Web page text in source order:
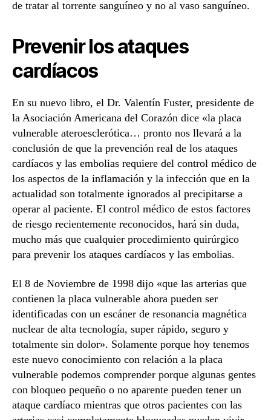
de tratar al torrente sanguíneo y no al vaso sanguíneo.
Prevenir los ataques
cardíacos
En su nuevo libro, el Dr. Valentín Fuster, presidente de
la Asociación Americana del Corazón dice «la placa
vulnerable ateroesclerótica… pronto nos llevará a la
conclusión de que la prevención real de los ataques
cardíacos y las embolias requiere del control médico de
los aspectos de la inflamación y la infección que en la
actualidad son totalmente ignorados al precipitarse a
operar al paciente. El control médico de estos factores
de riesgo recientemente reconocidos, hará sin duda,
mucho más que cualquier procedimiento quirúrgico
para prevenir los ataques cardíacos y las embolias.
El 8 de Noviembre de 1998 dijo «que las arterias que
contienen la placa vulnerable ahora pueden ser
identificadas con un escáner de resonancia magnética
nuclear de alta tecnología, super rápido, seguro y
totalmente sin dolor». Solamente porque hoy tenemos
este nuevo conocimiento con relación a la placa
vulnerable podemos comprender porque algunas gentes
con bloqueo pequeño o no aparente pueden tener un
ataque cardíaco mientras que otros pacientes con las